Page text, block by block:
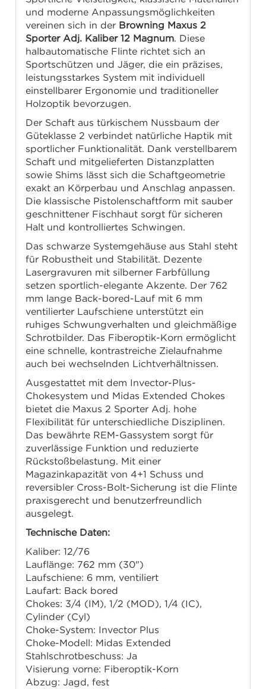
und moderne Anpassungsmöglichkeiten
vereinen sich in der Browning Maxus 2
Sporter Adj. Kaliber 12 Magnum. Diese
halbautomatische Flinte richtet sich an
Sportschützen und Jäger, die ein präzises,
leistungsstarkes System mit individuell
einstellbarer Ergonomie und traditioneller
Holzoptik bevorzugen.
Der Schaft aus türkischem Nussbaum der
Güteklasse 2 verbindet natürliche Haptik mit
sportlicher Funktionalität. Dank verstellbarem
Schaft und mitgelieferten Distanzplatten
sowie Shims lässt sich die Schaftgeometrie
exakt an Körperbau und Anschlag anpassen.
Die klassische Pistolenschaftform mit sauber
geschnittener Fischhaut sorgt für sicheren
Halt und kontrolliertes Schwingen.
Das schwarze Systemgehäuse aus Stahl steht
für Robustheit und Stabilität. Dezente
Lasergravuren mit silberner Farbfüllung
setzen sportlich-elegante Akzente. Der 762
mm lange Back-bored-Lauf mit 6 mm
ventilierter Laufschiene unterstützt ein
ruhiges Schwungverhalten und gleichmäßige
Schrotbilder. Das Fiberoptik-Korn ermöglicht
eine schnelle, kontrastreiche Zielaufnahme
auch bei wechselnden Lichtverhältnissen.
Ausgestattet mit dem Invector-Plus-
Chokesystem und Midas Extended Chokes
bietet die Maxus 2 Sporter Adj. hohe
Flexibilität für unterschiedliche Disziplinen.
Das bewährte REM-Gassystem sorgt für
zuverlässige Funktion und reduzierte
Rückstoßbelastung. Mit einer
Magazinkapazität von 4+1 Schuss und
reversibler Cross-Bolt-Sicherung ist die Flinte
praxisgerecht und benutzerfreundlich
ausgelegt.
Technische Daten:
Kaliber: 12/76
Lauflänge: 762 mm (30")
Laufschiene: 6 mm, ventiliert
Laufart: Back bored
Chokes: 3/4 (IM), 1/2 (MOD), 1/4 (IC),
Cylinder (Cyl)
Choke-System: Invector Plus
Choke-Modell: Midas Extended
Stahlschrotbeschuss: Ja
Visierung vorne: Fiberoptik-Korn
Abzug: Jagd, fest